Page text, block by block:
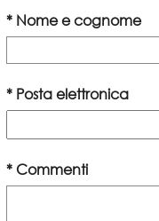
* Nome e cognome
* Posta elettronica
* Commenti